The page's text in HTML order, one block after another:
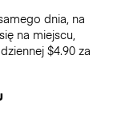
dnia, na
na miejscu,
$4.90 za